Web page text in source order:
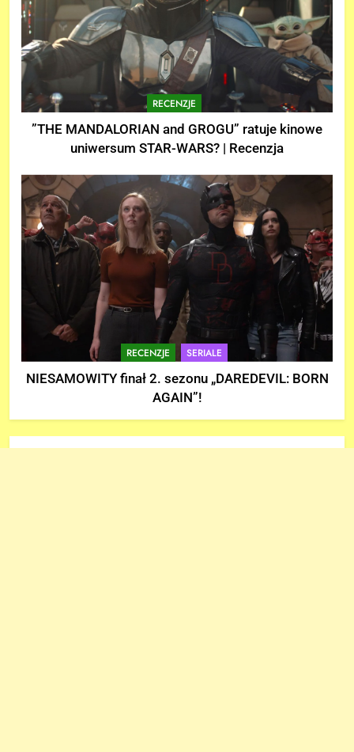
RECENZJE
”THE MANDALORIAN and GROGU” ratuje kinowe
uniwersum STAR-WARS? | Recenzja
RECENZJE SERIALE
NIESAMOWITY finał 2. sezonu „DAREDEVIL: BORN
AGAIN”!